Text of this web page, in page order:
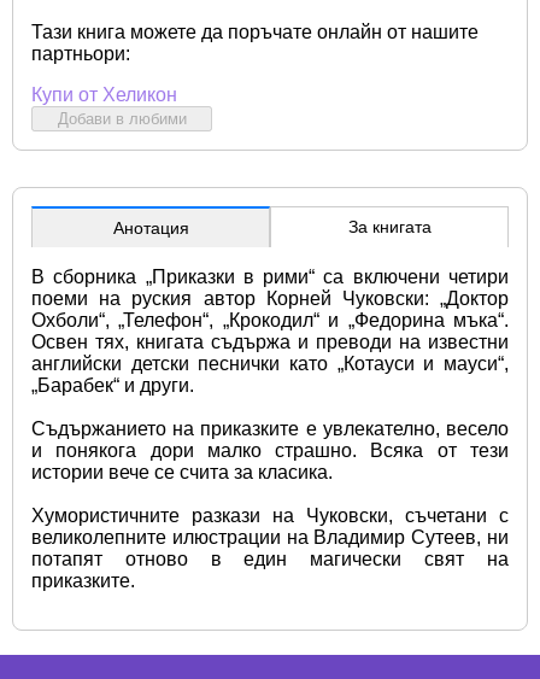
Тази книга можете да поръчате онлайн от нашите
партньори:
Купи от Хеликон
Добави в любими
Анотация За книгата
В сборника „Приказки в рими“ са включени четири
поеми на руския автор Корней Чуковски: „Доктор
Охболи“, „Телефон“, „Крокодил“ и „Федорина мъка“.
Освен тях, книгата съдържа и преводи на известни
английски детски песнички като „Котауси и мауси“,
„Барабек“ и други.
Съдържанието на приказките е увлекателно, весело
и понякога дори малко страшно. Всяка от тези
истории вече се счита за класика.
Хумористичните разкази на Чуковски, съчетани с
великолепните илюстрации на Владимир Сутеев, ни
потапят отново в един магически свят на
приказките.